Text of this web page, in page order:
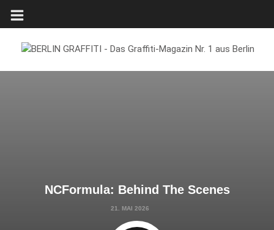
NCFormula: Behind The Scenes
21. MAI 2026